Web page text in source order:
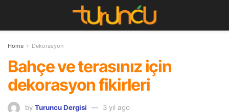
Home Dekorasyon
Bahçe ve terasınız için
dekorasyon fikirleri
by Turuncu Dergisi 3 yıl ago